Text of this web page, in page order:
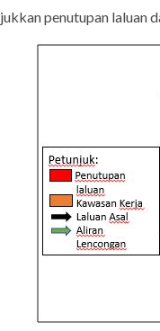
penutupan laluan